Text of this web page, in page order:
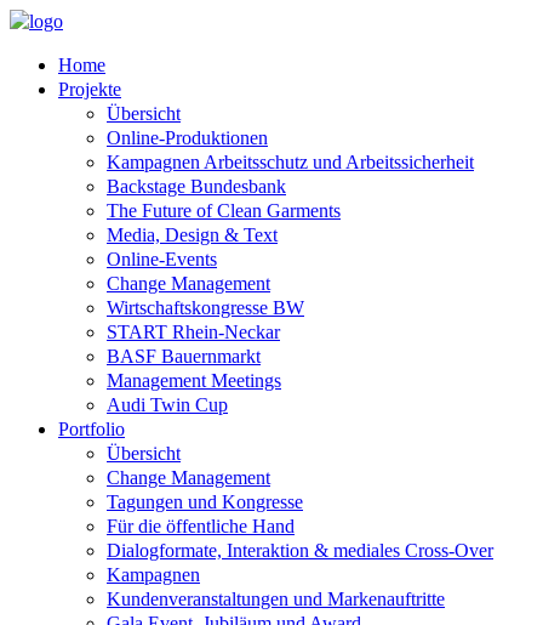
Home
Projekte
Übersicht
Online-Produktionen
Kampagnen Arbeitsschutz und Arbeitssicherheit
Backstage Bundesbank
The Future of Clean Garments
Media, Design & Text
Online-Events
Change Management
Wirtschaftskongresse BW
START Rhein-Neckar
BASF Bauernmarkt
Management Meetings
Audi Twin Cup
Portfolio
Übersicht
Change Management
Tagungen und Kongresse
Für die öffentliche Hand
Dialogformate, Interaktion & mediales Cross-Over
Kampagnen
Kundenveranstaltungen und Markenauftritte